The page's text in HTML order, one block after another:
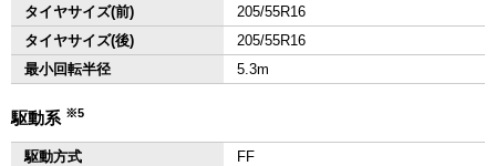
タイヤサイズ(前)
205/55R16
タイヤサイズ(後)
205/55R16
最小回転半径
5.3m
駆動系 ※5
駆動方式 FF